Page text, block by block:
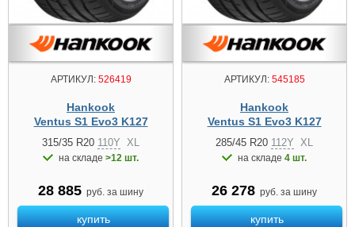
АРТИКУЛ:526419
Hankook
Ventus S1 Evo3 K127
315/35 R20 110Y XL
на складе >12 шт.
28 885 руб. за шину
купить
АРТИКУЛ:545185
Hankook
Ventus S1 Evo3 K127
285/45 R20 112Y XL
на складе 4 шт.
26 278 руб. за шину
купить